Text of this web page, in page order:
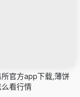
官方app下载,薄饼
看行情